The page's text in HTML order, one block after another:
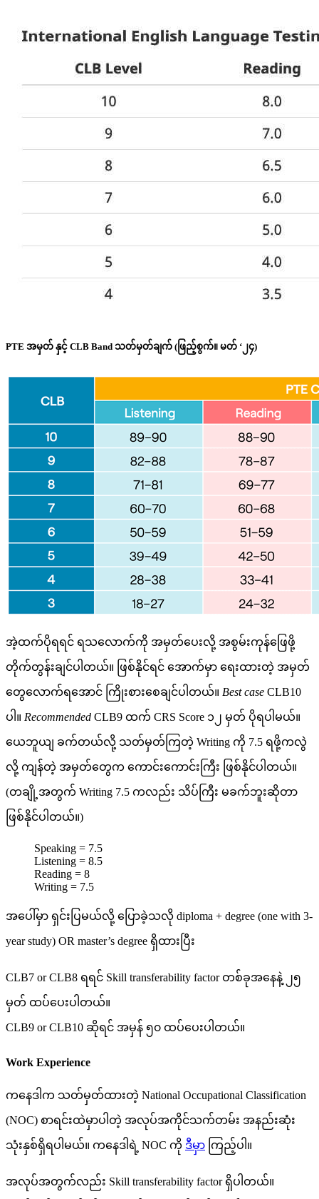
PTE အမှတ် နှင့် CLB Band သတ်မှတ်ချက် (ဖြည့်စွက်။ မတ် ‘၂၄)
အဲ့ထက်ပိုရရင် ရ‌သ‌လောက်ကို အမှတ်ပေးလို့ အစွမ်းကုန်ဖြေဖို့
တိုက်တွန်းချင်ပါတယ်။ ဖြစ်နိုင်ရင် အောက်မှာ ရေးထားတဲ့ အမှတ်
တွေလောက်ရအောင် ကြိုးစားစေချင်ပါတယ်။ Best case CLB10
ပါ။ Recommended CLB9 ထက် CRS Score ၁၂ မှတ် ပိုရပါမယ်။
ယေဘူယျ ခက်တယ်လို့ သတ်မှတ်ကြတဲ့ Writing ကို 7.5 ရဖို့ကလွဲ
လို့ ကျန်တဲ့ အမှတ်တွေက ကောင်းကောင်းကြီး ဖြစ်နိုင်ပါတယ်။
(တချို့အတွက် Writing 7.5 ကလည်း သိပ်ကြီး မခက်ဘူးဆိုတာ
ဖြစ်နိုင်ပါတယ်။)
Speaking = 7.5
Listening = 8.5
Reading = 8
Writing = 7.5
အပေါ်မှာ ရှင်းပြမယ်လို့ ပြောခဲ့သလို diploma + degree (one with 3-
year study) OR master’s degree ရှိထားပြီး
CLB7 or CLB8 ရရင် Skill transferability factor တစ်ခုအနေနဲ့ ၂၅
မှတ် ထပ်ပေးပါတယ်။
CLB9 or CLB10 ဆိုရင် အမှန် ၅၀ ထပ်ပေးပါတယ်။
Work Experience
ကနေဒါက သတ်မှတ်ထားတဲ့ National Occupational Classification
(NOC) စာရင်းထဲမှာပါတဲ့ အလုပ်အကိုင်သက်တမ်း အနည်းဆုံး
သုံးနှစ်ရှိရပါမယ်။ ကနေဒါရဲ့ NOC ကို ဒီမှာ ကြည့်ပါ။
အလုပ်အတွက်လည်း Skill transferability factor ရှိပါတယ်။